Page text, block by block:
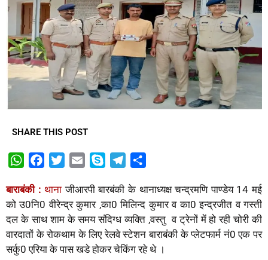
SHARE THIS POST
W
a
t
s
A
p
c
e
b
o
o
i
t
e
r
a
i
l
y
p
e
l
e
g
r
a
a
e
बाराबंकी : थाना जीआरपी बारबंकी के थानाध्यक्ष चन्द्रमणि पाण्डेय 14 मई
को उ0नि0 वीरेन्द्र कुमार ,का0 मिलिन्द कुमार व का0 इन्द्रजीत व गस्ती
दल के साथ शाम के समय संदिग्ध व्यक्ति ,वस्तु व ट्रेनों में हो रही चोरी की
वारदातों के रोकथाम के लिए रेलवे स्टेशन बाराबंकी के प्लेटफार्म नं0 एक पर
सर्कु0 एरिया के पास खडे होकर चेकिंग रहे थे ।